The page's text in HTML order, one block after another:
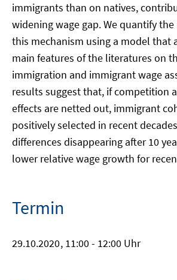
immigrants than on natives,
widening wage gap. We quantify
this mechanism using a model that
main features of the literatures on
immigration and immigrant wage
results suggest that, if competition
effects are netted out, immigrant
positively selected in recent
differences disappearing after 10
lower relative wage growth for
Termin
29.10.2020, 11:00 - 12:00 Uhr